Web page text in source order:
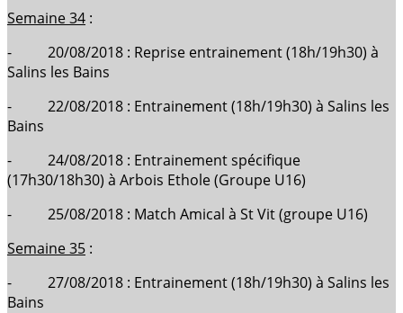
Semaine 34 :
- 20/08/2018 : Reprise entrainement (18h/19h30) à
Salins les Bains
- 22/08/2018 : Entrainement (18h/19h30) à Salins les
Bains
- 24/08/2018 : Entrainement spécifique
(17h30/18h30) à Arbois Ethole (Groupe U16)
- 25/08/2018 : Match Amical à St Vit (groupe U16)
Semaine 35 :
- 27/08/2018 : Entrainement (18h/19h30) à Salins les
Bains